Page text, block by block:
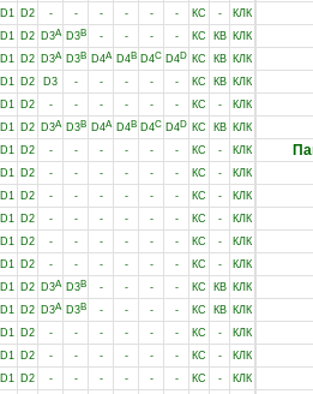
D1 D2 - - - - - - КС - КЛК
D1 D2 D3A D3B - - - - КС КВ КЛК
D1 D2 D3A D3B D4A D4B D4C D4D КС КВ КЛК
D1 D2 D3 - - - - - КС КВ КЛК
D1 D2 - - - - - - КС - КЛК
D1 D2 D3A D3B D4A D4B D4C D4D КС КВ КЛК
D1 D2 - - - - - - КС - КЛК
D1 D2 - - - - - - КС - КЛК
D1 D2 - - - - - - КС - КЛК
D1 D2 - - - - - - КС - КЛК
D1 D2 - - - - - - КС - КЛК
D1 D2 - - - - - - КС - КЛК
D1 D2 D3A D3B - - - - КС КВ КЛК
D1 D2 D3A D3B - - - - КС КВ КЛК
D1 D2 - - - - - - КС - КЛК
D1 D2 - - - - - - КС - КЛК
D1 D2 - - - - - - КС - КЛК